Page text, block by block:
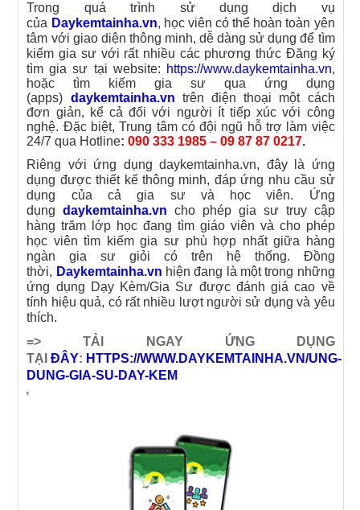
Trong quá trình sử dụng dịch vụ
của Daykemtainha.vn, học viên có thể hoàn toàn yên
tâm với giao diện thông minh, dễ dàng sử dụng để tìm
kiếm gia sư với rất nhiều các phương thức Đăng ký
tìm gia sư tại website: https://www.daykemtainha.vn,
hoặc tìm kiếm gia sư qua ứng dụng
(apps) daykemtainha.vn trên điện thoại một cách
đơn giản, kể cả đối với người ít tiếp xúc với công
nghệ. Đặc biệt, Trung tâm có đội ngũ hỗ trợ làm việc
24/7 qua Hotline:090 333 1985 – 09 87 87 0217.
Riêng với ứng dụng daykemtainha.vn, đây là ứng
dụng được thiết kế thông minh, đáp ứng nhu cầu sử
dụng của cả gia sư và học viên. Ứng
dụngdaykemtainha.vn cho phép gia sư truy cập
hàng trăm lớp học đang tìm giáo viên và cho phép
học viên tìm kiếm gia sư phù hợp nhất giữa hàng
ngàn gia sư giỏi có trên hệ thống. Đồng
thời, Daykemtainha.vn hiện đang là một trong những
ứng dụng Dạy Kèm/Gia Sư được đánh giá cao về
tính hiệu quả, có rất nhiều lượt người sử dụng và yêu
thích.
=> TẢI NGAY ỨNG DỤNG
TẠIĐÂY: HTTPS://WWW.DAYKEMTAINHA.VN/UNG-
DUNG-GIA-SU-DAY-KEM